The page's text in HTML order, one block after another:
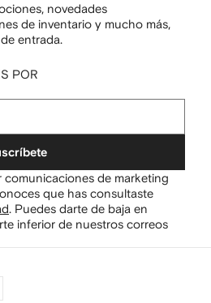
novedades
de inventario y mucho más,
entrada.
POR
comunicaciones de marketing
que has consultaste
. Puedes darte de baja en
inferior de nuestros correos